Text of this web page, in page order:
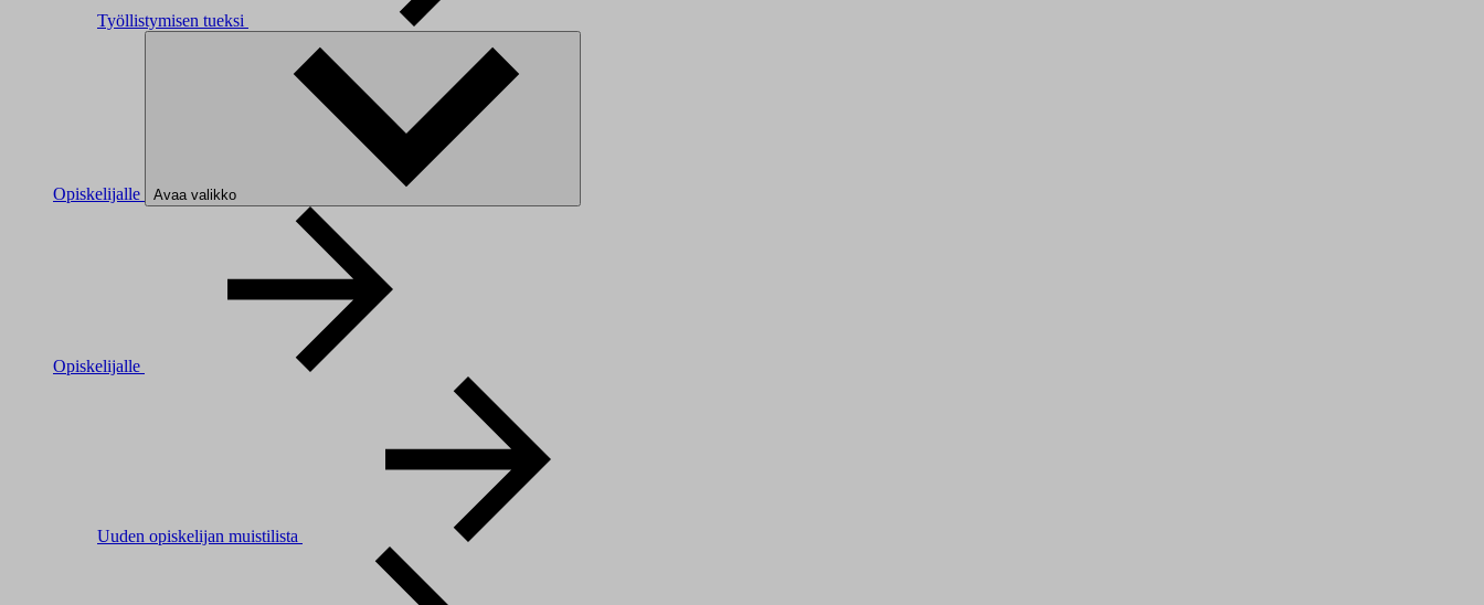
Työllistymisen tueksi
Opiskelijalle Avaa valikko
Opiskelijalle
Uuden opiskelijan muistilista